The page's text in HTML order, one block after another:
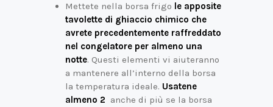
Mettete nella borsa frigo le apposite
tavolette di ghiaccio chimico che
avrete precedentemente raffreddato
nel congelatore per almeno una
notte. Questi elementi vi aiuteranno
a mantenere all’interno della borsa
la temperatura ideale. Usatene
almeno 2 anche di più se la borsa